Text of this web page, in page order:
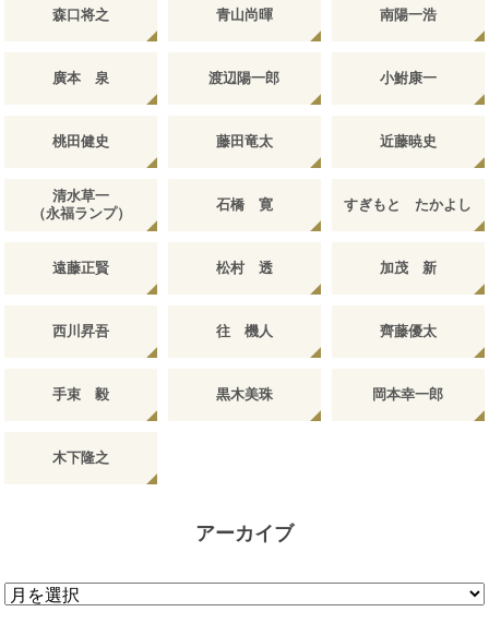
森口将之 青山尚暉 南陽一浩
廣本 泉 渡辺陽一郎 小鮒康一
桃田健史 藤田竜太 近藤暁史
清水草一
（永福ランプ）
石橋 寛 すぎもと たかよし
遠藤正賢 松村 透 加茂 新
西川昇吾 往 機人 齊藤優太
手束 毅 黒木美珠 岡本幸一郎
木下隆之
アーカイブ
ア